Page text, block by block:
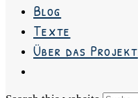
Blog
Texte
Über das Projekt